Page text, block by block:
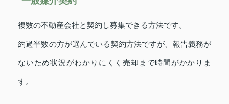
複数の不動産会社と契約し募集できる方法です。
約過半数の方が選んでいる契約方法ですが、報告義務が
ないため状況がわかりにくく売却まで時間がかかりま
す。